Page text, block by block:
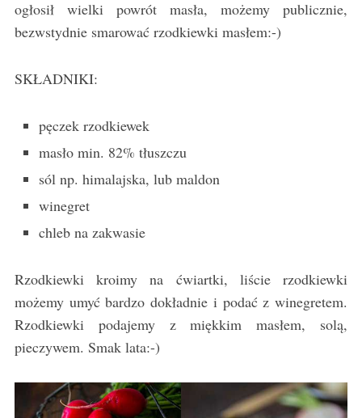
ogłosił wielki powrót masła, możemy publicznie,
bezwstydnie smarować rzodkiewki masłem:-)
SKŁADNIKI:
pęczek rzodkiewek
masło min. 82% tłuszczu
sól np. himalajska, lub maldon
winegret
chleb na zakwasie
Rzodkiewki kroimy na ćwiartki, liście rzodkiewki
możemy umyć bardzo dokładnie i podać z winegretem.
Rzodkiewki podajemy z miękkim masłem, solą,
pieczywem. Smak lata:-)